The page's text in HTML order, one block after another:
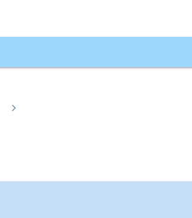
次